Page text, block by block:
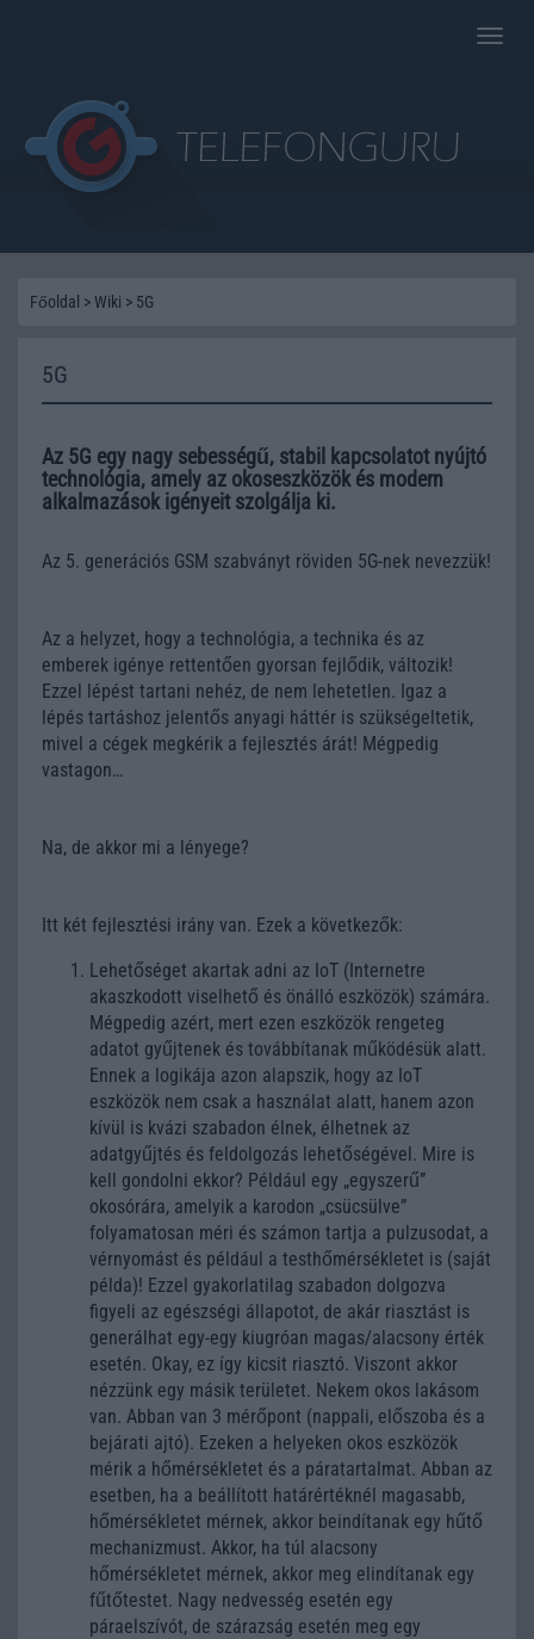
Toggle
Főoldal >Wiki > 5G
5G
Az 5G egy nagy sebességű, stabil kapcsolatot nyújtó
technológia, amely az okoseszközök és modern
alkalmazások igényeit szolgálja ki.
Az 5. generációs GSM szabványt röviden 5G-nek nevezzük!
Az a helyzet, hogy a technológia, a technika és az
emberek igénye rettentően gyorsan fejlődik, változik!
Ezzel lépést tartani nehéz, de nem lehetetlen. Igaz a
lépés tartáshoz jelentős anyagi háttér is szükségeltetik,
mivel a cégek megkérik a fejlesztés árát! Mégpedig
vastagon…
Na, de akkor mi a lényege?
Itt két fejlesztési irány van. Ezek a következők:
Lehetőséget akartak adni az IoT (Internetre
akaszkodott viselhető és önálló eszközök) számára.
Mégpedig azért, mert ezen eszközök rengeteg
adatot gyűjtenek és továbbítanak működésük alatt.
Ennek a logikája azon alapszik, hogy az IoT
eszközök nem csak a használat alatt, hanem azon
kívül is kvázi szabadon élnek, élhetnek az
adatgyűjtés és feldolgozás lehetőségével. Mire is
kell gondolni ekkor? Például egy „egyszerű”
okosórára, amelyik a karodon „csücsülve”
folyamatosan méri és számon tartja a pulzusodat, a
vérnyomást és például a testhőmérsékletet is (saját
példa)! Ezzel gyakorlatilag szabadon dolgozva
figyeli az egészségi állapotot, de akár riasztást is
generálhat egy-egy kiugróan magas/alacsony érték
esetén. Okay, ez így kicsit riasztó. Viszont akkor
nézzünk egy másik területet. Nekem okos lakásom
van. Abban van 3 mérőpont (nappali, előszoba és a
bejárati ajtó). Ezeken a helyeken okos eszközök
mérik a hőmérsékletet és a páratartalmat. Abban az
esetben, ha a beállított határértéknél magasabb,
hőmérsékletet mérnek, akkor beindítanak egy hűtő
mechanizmust. Akkor, ha túl alacsony
hőmérsékletet mérnek, akkor meg elindítanak egy
fűtőtestet. Nagy nedvesség esetén egy
páraelszívót, de szárazság esetén meg egy